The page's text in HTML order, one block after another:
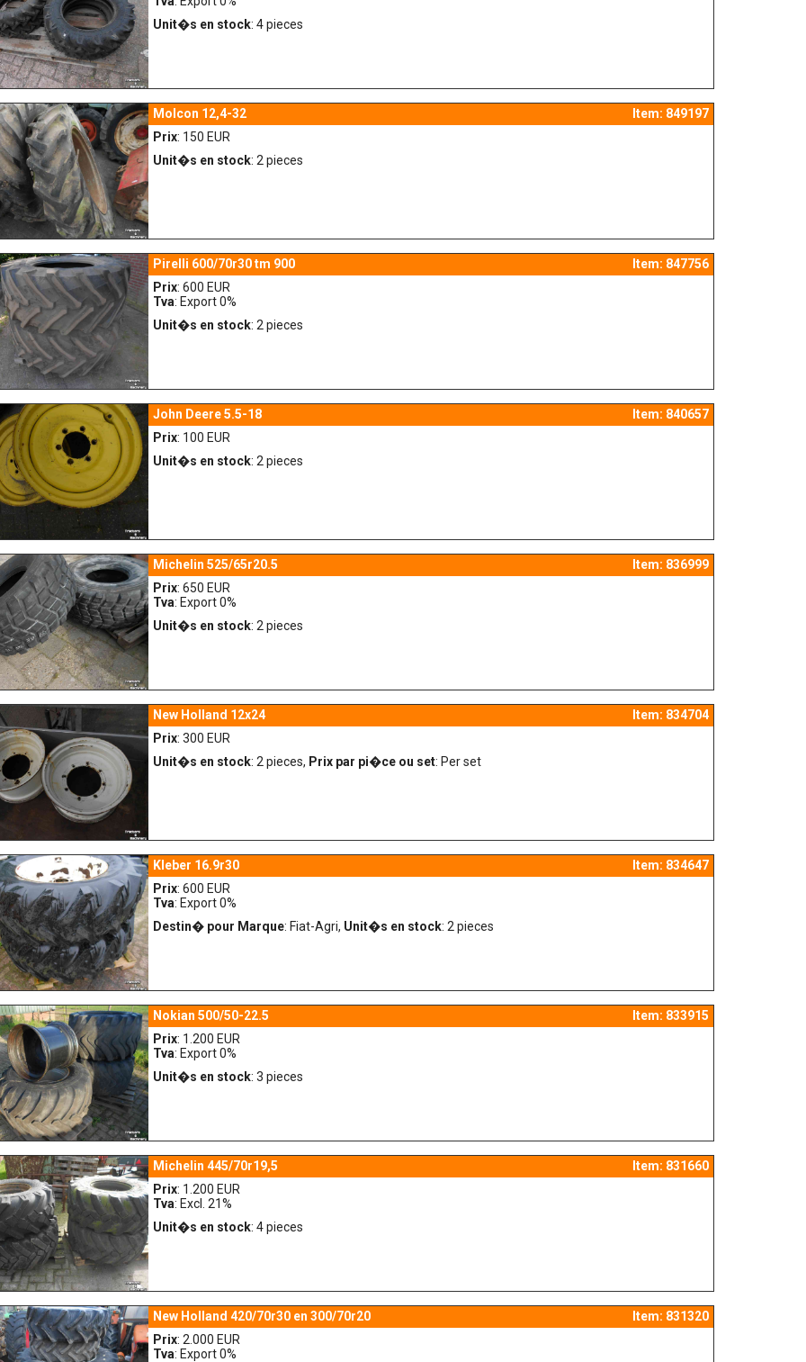
Unit�s en stock: 4 pieces
Molcon 12,4-32
Item: 849197
Prix: 150 EUR
Unit�s en stock: 2 pieces
Pirelli 600/70r30 tm 900
Item: 847756
Prix: 600 EUR
Tva: Export 0%
Unit�s en stock: 2 pieces
John Deere 5.5-18
Item: 840657
Prix: 100 EUR
Unit�s en stock: 2 pieces
Michelin 525/65r20.5
Item: 836999
Prix: 650 EUR
Tva: Export 0%
Unit�s en stock: 2 pieces
New Holland 12x24
Item: 834704
Prix: 300 EUR
Unit�s en stock: 2 pieces, Prix par pi�ce ou set: Per set
Kleber 16.9r30
Item: 834647
Prix: 600 EUR
Tva: Export 0%
Destin� pour Marque: Fiat-Agri, Unit�s en stock: 2 pieces
Nokian 500/50-22.5
Item: 833915
Prix: 1.200 EUR
Tva: Export 0%
Unit�s en stock: 3 pieces
Michelin 445/70r19,5
Item: 831660
Prix: 1.200 EUR
Tva: Excl. 21%
Unit�s en stock: 4 pieces
New Holland 420/70r30 en 300/70r20
Item: 831320
Prix: 2.000 EUR
Tva: Export 0%